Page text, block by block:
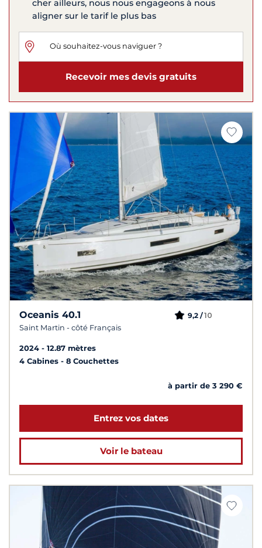
cher ailleurs, nous nous engageons à nous
aligner sur le tarif le plus bas
Recevoir mes devis gratuits
Oceanis 40.1
Saint Martin - côté Français
9,2 /10
2024
12.87 mètres
4 Cabines
8 Couchettes
à partir de 3 290 €
Entrez vos dates
Voir le bateau